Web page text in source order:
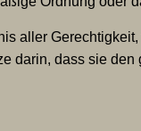
aller
darin, dass sie